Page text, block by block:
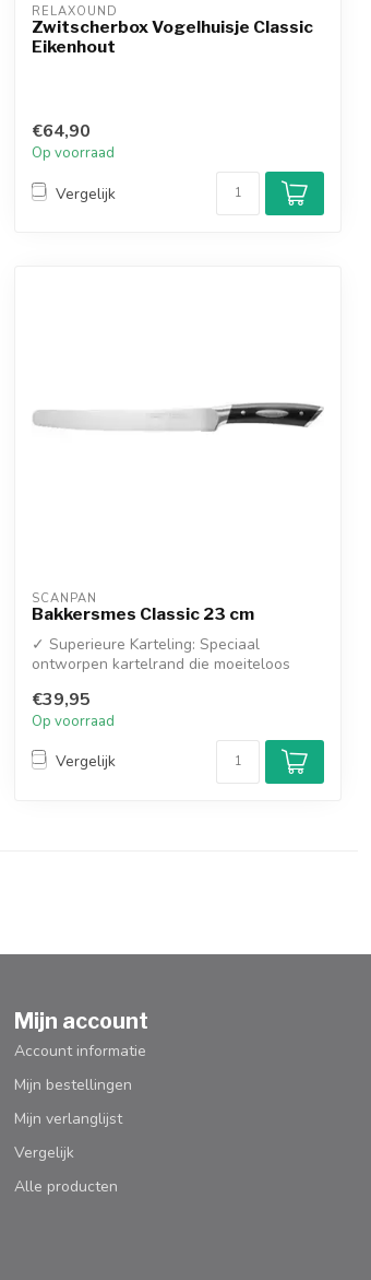
RELAXOUND
Zwitscherbox Vogelhuisje Classic
Eikenhout
€64,90
Op voorraad
Vergelijk
SCANPAN
Bakkersmes Classic 23 cm
✓ Superieure Karteling: Speciaal
ontworpen kartelrand die moeiteloos
€39,95
Op voorraad
Vergelijk
Mijn account
Account informatie
Mijn bestellingen
Mijn verlanglijst
Vergelijk
Alle producten